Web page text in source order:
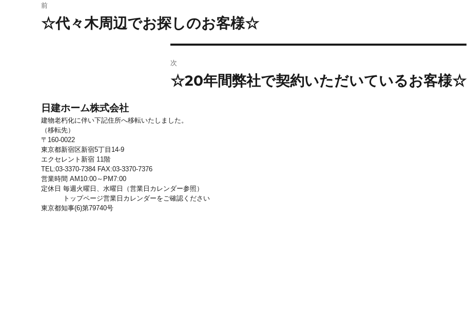
稿
ナ
ン
前
前
の
☆代々木周辺でお探しのお客様☆
次
次
の
☆20年間弊社で契約いただいているお客様☆
日建ホーム株式会社
建物老朽化に伴い下記住所へ移転いたしました。
（移転先）
〒160-0022
東京都新宿区新宿5丁目14-9
エクセレント新宿 11階
TEL:03-3370-7384 FAX:03-3370-7376
営業時間 AM10:00～PM7:00
定休日 毎週火曜日、水曜日（営業日カレンダー参照）
トップページ営業日カレンダーをご確認ください
東京都知事(6)第79740号